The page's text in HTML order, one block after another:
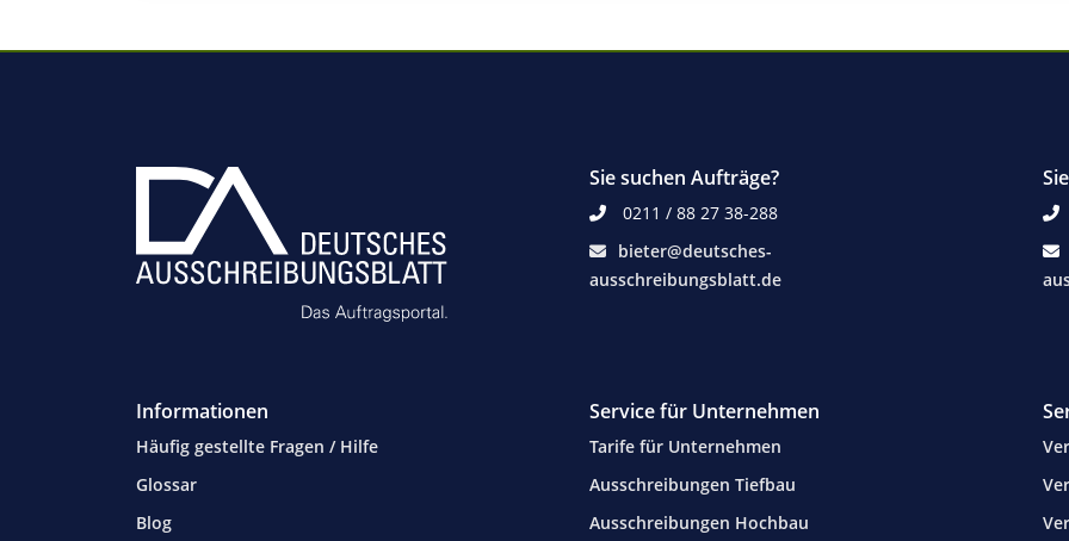
Sie suchen Aufträge?
0211 / 88 27 38-288
bieter@deutsches-
ausschreibungsblatt.de
Informationen
Häufig gestellte Fragen / Hilfe
Glossar
Blog
Service für Unternehmen
Tarife für Unternehmen
Ausschreibungen Tiefbau
Ausschreibungen Hochbau